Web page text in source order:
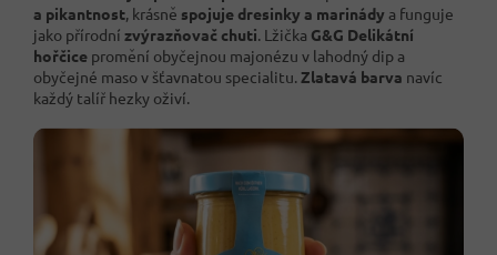
a pikantnost, krásně spojuje dresinky a marinády a funguje
jako přírodní zvýrazňovač chuti. Lžička G&G Delikátní
hořčice promění obyčejnou majonézu v lahodný dip a
obyčejné maso v šťavnatou specialitu.Zlatavá barva navíc
každý talíř hezky oživí.